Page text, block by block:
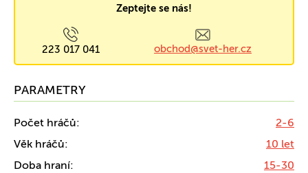
Zeptejte se nás!
223 017 041 obchod@svet-her.cz
PARAMETRY
Počet hráčů:
2-6
Věk hráčů:
10 let
Doba hraní:
15-30